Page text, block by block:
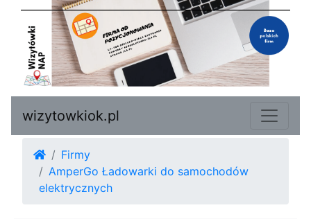
wizytowkiok.pl
Firmy
AmperGo Ładowarki do samochodów
elektrycznych